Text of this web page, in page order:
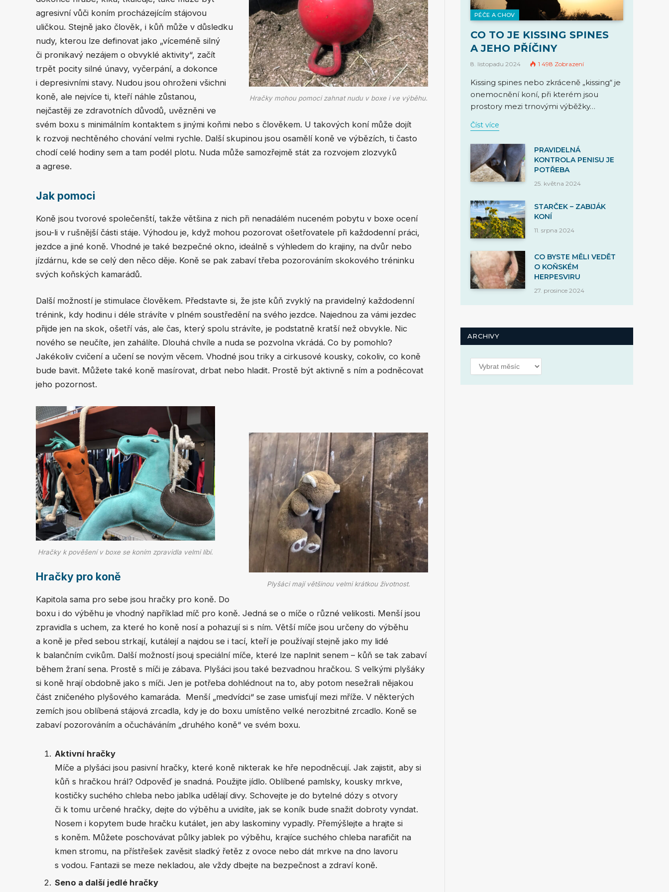
Hračky mohou pomoci zahnat nudu v boxe i ve výběhu.
agresivní vůči koním procházejícím stájovou
uličkou. Stejně jako člověk, i kůň může v důsledku
nudy, kterou lze definovat jako „víceméně silný
či pronikavý nezájem o obvyklé aktivity“, začít
trpět pocity silné únavy, vyčerpání, a dokonce
i depresivními stavy. Nudou jsou ohroženi všichni
koně, ale nejvíce ti, kteří náhle zůstanou,
nejčastěji ze zdravotních důvodů, uvězněni ve
svém boxu s minimálním kontaktem s jinými koňmi nebo s člověkem. U takových koní může dojít
k rozvoji nechtěného chování velmi rychle. Další skupinou jsou osamělí koně ve výbězích, ti často
chodí celé hodiny sem a tam podél plotu. Nuda může samozřejmě stát za rozvojem zlozvyků
a agrese.
Jak pomoci
Koně jsou tvorové společenští, takže většina z nich při nenadálém nuceném pobytu v boxe ocení
jsou-li v rušnější části stáje. Výhodou je, když mohou pozorovat ošetřovatele při každodenní práci,
jezdce a jiné koně. Vhodné je také bezpečné okno, ideálně s výhledem do krajiny, na dvůr nebo
jízdárnu, kde se celý den něco děje. Koně se pak zabaví třeba pozorováním skokového tréninku
svých koňských kamarádů.
Další možností je stimulace člověkem. Představte si, že jste kůň zvyklý na pravidelný každodenní
trénink, kdy hodinu i déle strávíte v plném soustředění na svého jezdce. Najednou za vámi jezdec
přijde jen na skok, ošetří vás, ale čas, který spolu strávíte, je podstatně kratší než obvykle. Nic
nového se neučíte, jen zahálíte. Dlouhá chvíle a nuda se pozvolna vkrádá. Co by pomohlo?
Jakékoliv cvičení a učení se novým věcem. Vhodné jsou triky a cirkusové kousky, cokoliv, co koně
bude bavit. Můžete také koně masírovat, drbat nebo hladit. Prostě být aktivně s ním a podněcovat
jeho pozornost.
Hračky k pověšení v boxe se koním zpravidla velmi líbí.
Plyšáci mají většinou velmi krátkou životnost.
Hračky pro koně
Kapitola sama pro sebe jsou hračky pro koně. Do
boxu i do výběhu je vhodný například míč pro koně. Jedná se o míče o různé velikosti. Menší jsou
zpravidla s uchem, za které ho koně nosí a pohazují si s ním. Větší míče jsou určeny do výběhu
a koně je před sebou strkají, kutálejí a najdou se i tací, kteří je používají stejně jako my lidé
k balančním cvikům. Další možností jsouj speciální míče, které lze naplnit senem – kůň se tak zabaví
během žraní sena. Prostě s míči je zábava. Plyšáci jsou také bezvadnou hračkou. S velkými plyšáky
si koně hrají obdobně jako s míči. Jen je potřeba dohlédnout na to, aby potom nesežrali nějakou
část zničeného plyšového kamaráda. Menší „medvídci“ se zase umisťují mezi mříže. V některých
zemích jsou oblíbená stájová zrcadla, kdy je do boxu umístěno velké nerozbitné zrcadlo. Koně se
zabaví pozorováním a očucháváním „druhého koně“ ve svém boxu.
Aktivní hračky
Míče a plyšáci jsou pasivní hračky, které koně nikterak ke hře nepodněcují. Jak zajistit, aby si
kůň s hračkou hrál? Odpověď je snadná. Použijte jídlo. Oblíbené pamlsky, kousky mrkve,
kostičky suchého chleba nebo jablka udělají divy. Schovejte je do bytelné dózy s otvory
či k tomu určené hračky, dejte do výběhu a uvidíte, jak se koník bude snažit dobroty vyndat.
Nosem i kopytem bude hračku kutálet, jen aby laskominy vypadly. Přemýšlejte a hrajte si
s koněm. Můžete poschovávat půlky jablek po výběhu, krajíce suchého chleba narafičit na
kmen stromu, na přístřešek zavěsit sladký řetěz z ovoce nebo dát mrkve na dno lavoru
s vodou. Fantazii se meze nekladou, ale vždy dbejte na bezpečnost a zdraví koně.
Seno a další jedlé hračky
PÉČE A CHOV
CO TO JE KISSING SPINES
A JEHO PŘÍČINY
8. listopadu 2024 1 498 Zobrazení
Kissing spines nebo zkráceně „kissing“ je
onemocnění koní, při kterém jsou
prostory mezi trnovými výběžky…
Číst více
PRAVIDELNÁ
KONTROLA PENISU JE
POTŘEBA
25. května 2024
STARČEK – ZABIJÁK
KONÍ
11. srpna 2024
CO BYSTE MĚLI VEDĚT
O KOŇSKÉM
HERPESVIRU
27. prosince 2024
ARCHIVY
Archivy